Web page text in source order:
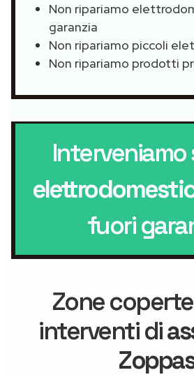
Non ripariamo
garanzia
Non ripariamo piccoli
Non ripariamo prodotti
Interveniamo
fuori
Zone
interventi di
Zoppas